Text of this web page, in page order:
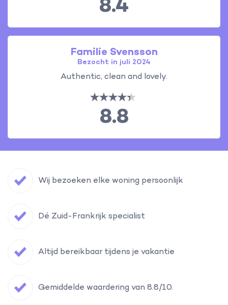
8.4
Familie Svensson
Bezocht in juli 2024
Authentic, clean and lovely.
8.8
Wij bezoeken elke woning persoonlijk
Dé Zuid-Frankrijk specialist
Altijd bereikbaar tijdens je vakantie
Gemiddelde waardering van 8.8/10.